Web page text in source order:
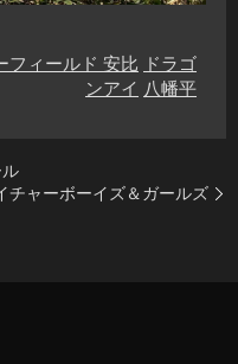
フィールド 安比 ドラゴ
ンアイ 八幡平
チャーボーイズ＆ガールズ